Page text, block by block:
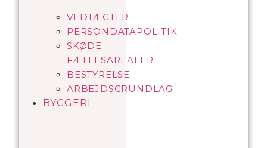
VEDTÆGTER
PERSONDATAPOLITIK
SKØDE
FÆLLESAREALER
BESTYRELSE
ARBEJDSGRUNDLAG
BYGGERI